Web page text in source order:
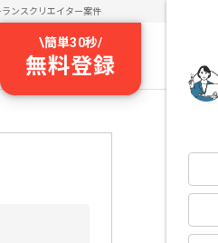
ランスクリエイター案件
\簡単30秒/
無料登録